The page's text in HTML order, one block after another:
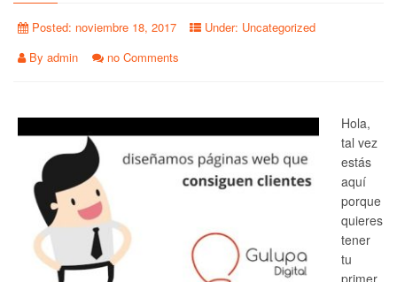
Posted: noviembre 18, 2017 Under: Uncategorized
By admin no Comments
Hola,
tal vez
estás
aquí
porque
quieres
tener
tu
primer